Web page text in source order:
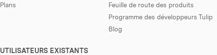
Plans
Feuille de route des produits
Programme des développeurs Tulip
Blog
UTILISATEURS EXISTANTS